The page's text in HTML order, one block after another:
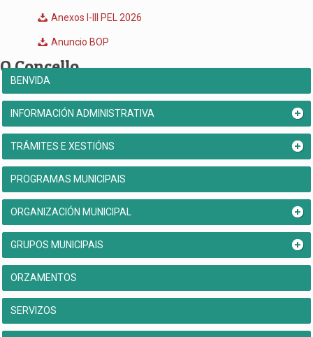
Anexos I-III PEL 2026
Anuncio BOP
O Concello
BENVIDA
INFORMACIÓN ADMINISTRATIVA
TRÁMITES E XESTIÓNS
PROGRAMAS MUNICIPAIS
ORGANIZACIÓN MUNICIPAL
GRUPOS MUNICIPAIS
ORZAMENTOS
SERVIZOS